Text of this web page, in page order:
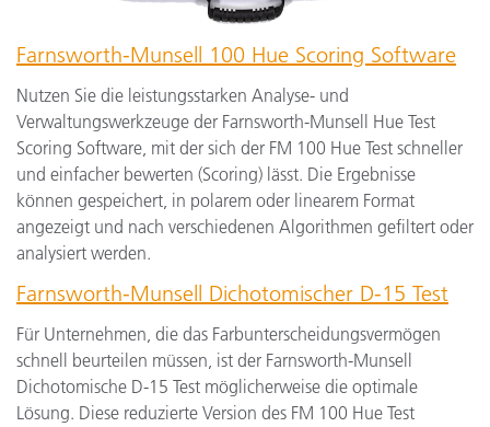
Farnsworth-Munsell 100 Hue Scoring Software
Nutzen Sie die leistungsstarken Analyse- und
Verwaltungswerkzeuge der Farnsworth-Munsell Hue Test
Scoring Software, mit der sich der FM 100 Hue Test schneller
und einfacher bewerten (Scoring) lässt. Die Ergebnisse
können gespeichert, in polarem oder linearem Format
angezeigt und nach verschiedenen Algorithmen gefiltert oder
analysiert werden.
Farnsworth-Munsell Dichotomischer D-15 Test
Für Unternehmen, die das Farbunterscheidungsvermögen
schnell beurteilen müssen, ist der Farnsworth-Munsell
Dichotomische D-15 Test möglicherweise die optimale
Lösung. Diese reduzierte Version des FM 100 Hue Test